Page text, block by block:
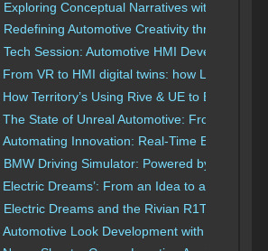
Exploring Conceptual Narratives with Unreal
Redefining Automotive Creativity through the
Tech Session: Automotive HMI Development
From VR to HMI digital twins: how Lotus went
How Territory’s Using Rive & UE to Bring
The State of Unreal Automotive: From
Automating Innovation: Real-Time
BMW Driving Simulator: Powered by Unreal
Electric Dreams’: From an Idea to a Demo
Electric Dreams and the Rivian R1T
Automotive Look Development with UE